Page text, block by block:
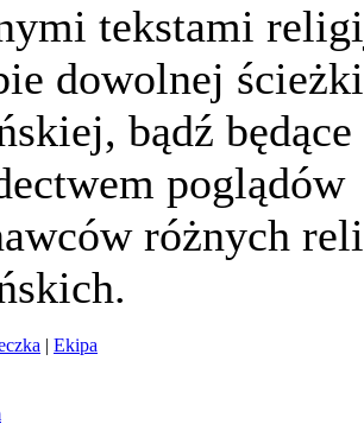
tekstami
dowolnej ścieżki
bądź będące
poglądów
różnych
| Ekipa